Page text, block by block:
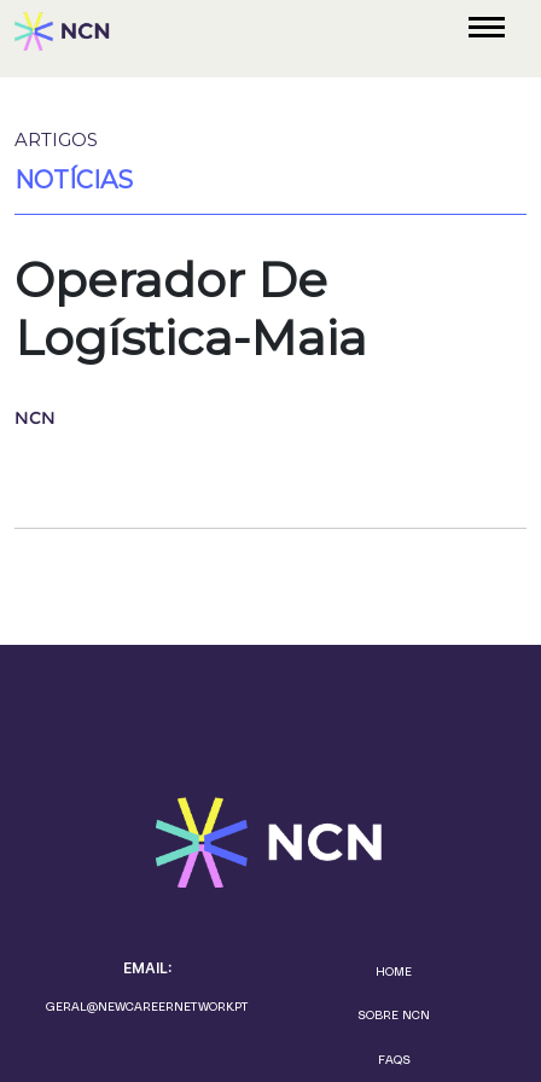
ARTIGOS
NOTÍCIAS
Operador De
Logística-Maia
NCN
EMAIL:
GERAL@NEWCAREERNETWORK.PT
HOME
SOBRE NCN
FAQS